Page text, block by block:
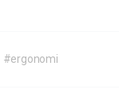
#ergonomi